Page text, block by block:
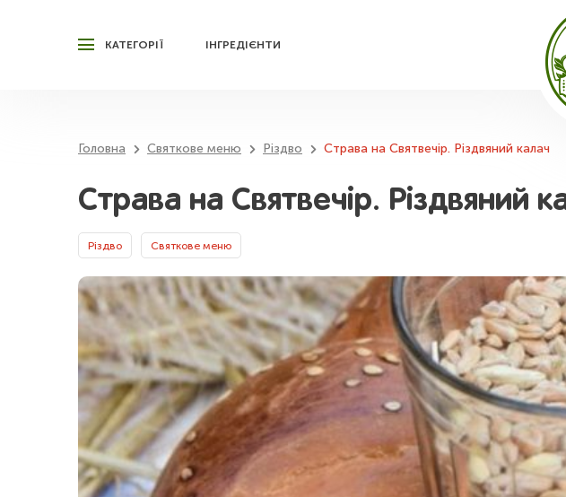
КАТЕГОРІЇ ІНГРЕДІЄНТИ
Головна Святкове меню Різдво Страва на Святвечір. Різдвяний калач
Страва на Святвечір. Різдвяний
Різдво Святкове меню